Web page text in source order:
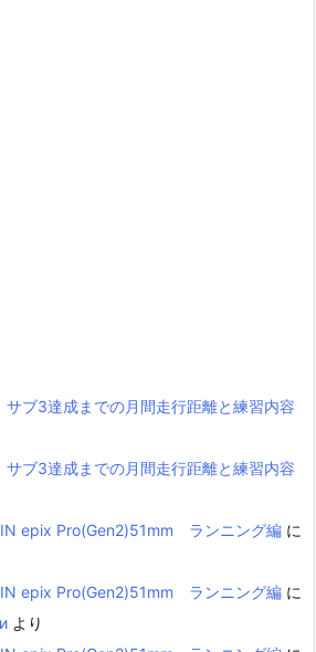
サブ3達成までの月間走行距離と練習内容
サブ3達成までの月間走行距離と練習内容
epix Pro(Gen2)51mm ランニング編 に
epix Pro(Gen2)51mm ランニング編 に
より